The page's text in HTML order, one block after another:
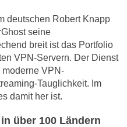
deutschen Robert Knapp
seine
breit ist das Portfolio
VPN-Servern. Der Dienst
VPN-
Tauglichkeit. Im
damit her ist.
über 100 Ländern